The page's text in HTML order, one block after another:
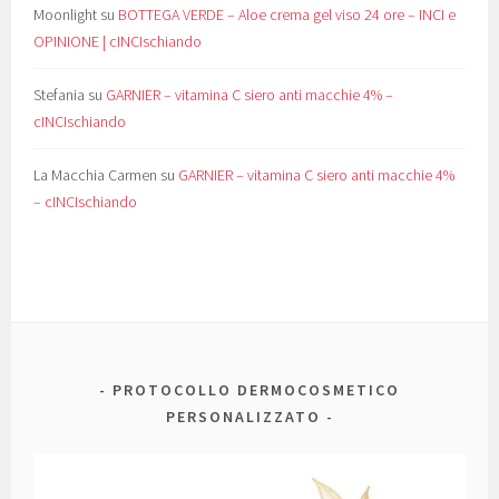
Moonlight su BOTTEGA VERDE – Aloe crema gel viso 24 ore – INCI e
OPINIONE | cINCIschiando
Stefania su GARNIER – vitamina C siero anti macchie 4% –
cINCIschiando
La Macchia Carmen su GARNIER – vitamina C siero anti macchie 4%
– cINCIschiando
PROTOCOLLO DERMOCOSMETICO
PERSONALIZZATO